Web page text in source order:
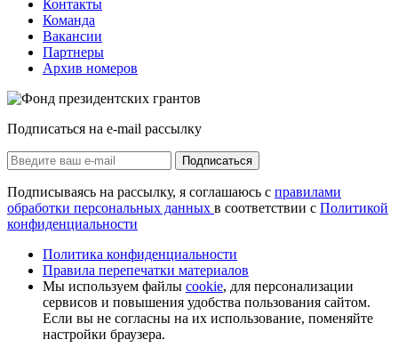
Контакты
Команда
Вакансии
Партнеры
Архив номеров
Подписаться на e-mail рассылку
Подписаться
Подписываясь на рассылку, я соглашаюсь с правилами
обработки персональных данных в соответствии с Политикой
конфиденциальности
Политика конфиденциальности
Правила перепечатки материалов
Мы используем файлы cookie, для персонализации
сервисов и повышения удобства пользования сайтом.
Если вы не согласны на их использование, поменяйте
настройки браузера.